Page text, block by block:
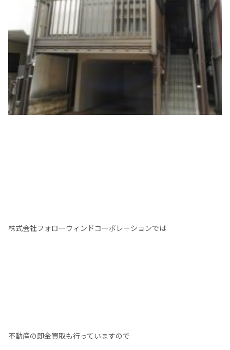
株式会社フォローウィンドコーポレーションでは
不動産の即金買取も行っていますので